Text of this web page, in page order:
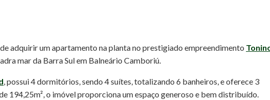
adquirir um apartamento na planta no prestigiado empreendimento
mar da Barra Sul em Balneário Camboriú.
, possui 4 dormitórios, sendo 4 suítes, totalizando 6 banheiros, e oferece 3
194,25m², o imóvel proporciona um espaço generoso e bem distribuído.